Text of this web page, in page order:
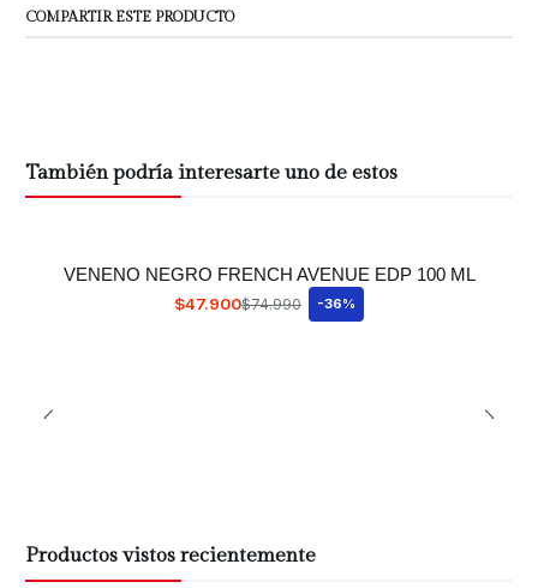
COMPARTIR ESTE PRODUCTO
También podría interesarte uno de estos
VENENO NEGRO FRENCH AVENUE EDP 100 ML
$47.900$74.990 -36%
Productos vistos recientemente